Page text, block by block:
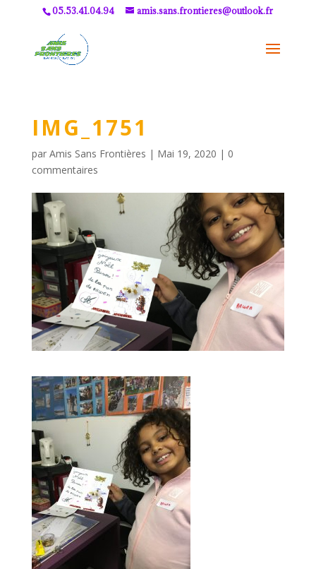
05.53.41.04.94 amis.sans.frontieres@outlook.fr
IMG_1751
par Amis Sans Frontières | Mai 19, 2020 | 0
commentaires